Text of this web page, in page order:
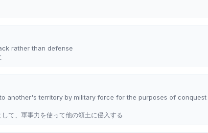
rather than defense
another's territory by military force for the purposes of conquest
て、軍事力を使って他の領土に侵入する